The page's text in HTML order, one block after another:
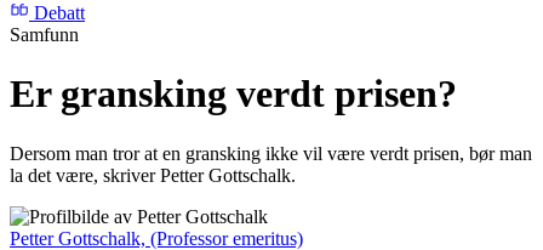
Debatt
Samfunn
Er gransking verdt prisen?
Dersom man tror at en gransking ikke vil være verdt prisen, bør man
la det være, skriver Petter Gottschalk.
Petter Gottschalk, (Professor emeritus)